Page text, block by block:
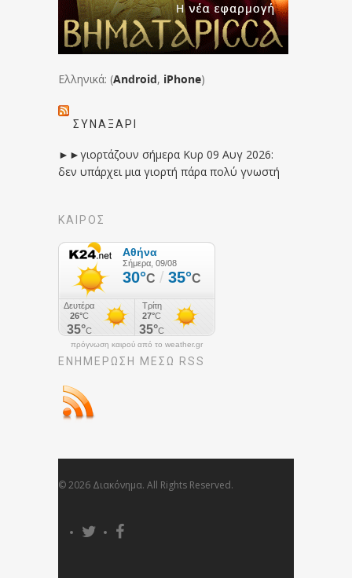
Ελληνικά: (Android, iPhone)
ΣΥΝΑΞΆΡΙ
►►γιορτάζουν σήμερα Κυρ 09 Αυγ 2026:
δεν υπάρχει μια γιορτή πάρα πολύ γνωστή
ΚΑΙΡΟΣ
πρόγνωση καιρού από το weather.gr
ΕΝΗΜΈΡΩΣΉ ΜΕΣΩ RSS
© 2026 Διακόνημα. All Rights Reserved.